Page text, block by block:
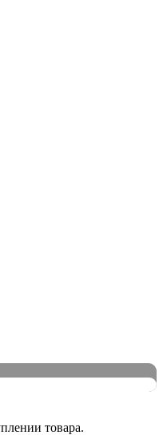
товара.